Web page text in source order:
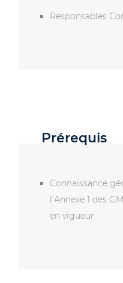
Responsables
Prérequis
Connaissance
l’Annexe 1 des
en vigueur